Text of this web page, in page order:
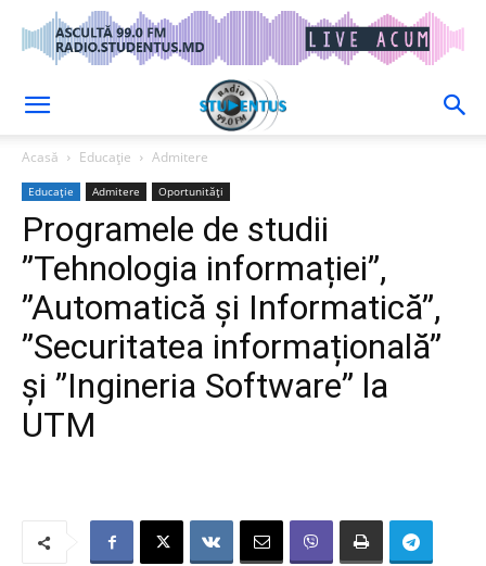
Acasă Educație Admitere
Educație Admitere Oportunități
Programele de studii
”Tehnologia informației”,
”Automatică și Informatică”,
”Securitatea informațională”
și ”Ingineria Software” la
UTM